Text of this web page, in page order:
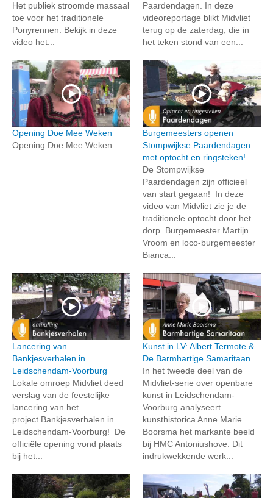
Het publiek stroomde massaal
toe voor het traditionele
Ponyrennen. Bekijk in deze
video het...
Paardendagen. In deze
videoreportage blikt Midvliet
terug op de zaterdag, die in
het teken stond van een...
Opening Doe Mee Weken
Opening Doe Mee Weken
Burgemeesters openen
Stompwijkse Paardendagen
met optocht en ringsteken!
De Stompwijkse
Paardendagen zijn officieel
van start gegaan! In deze
video van Midvliet zie je de
traditionele optocht door het
dorp. Burgemeester Martijn
Vroom en loco-burgemeester
Bianca...
Lancering van
Bankjesverhalen in
Leidschendam-Voorburg
Lokale omroep Midvliet deed
verslag van de feestelijke
lancering van het
project Bankjesverhalen in
Leidschendam-Voorburg! De
officiële opening vond plaats
bij het...
Kunst in LV: Albert Termote &
De Barmhartige Samaritaan
In het tweede deel van de
Midvliet-serie over openbare
kunst in Leidschendam-
Voorburg analyseert
kunsthistorica Anne Marie
Boorsma het markante beeld
bij HMC Antoniushove. Dit
indrukwekkende werk...